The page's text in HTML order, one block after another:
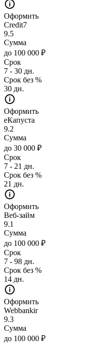
Оформить
Credit7
9.5
Сумма
до 100 000 ₽
Срок
7 - 30 дн.
Срок без %
30 дн.
Оформить
еКапуста
9.2
Сумма
до 30 000 ₽
Срок
7 - 21 дн.
Срок без %
21 дн.
Оформить
Веб-займ
9.1
Сумма
до 100 000 ₽
Срок
7 - 98 дн.
Срок без %
14 дн.
Оформить
Webbankir
9.3
Сумма
до 100 000 ₽